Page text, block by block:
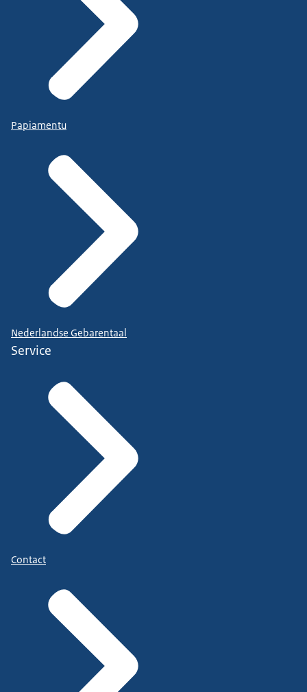
Papiamentu
Nederlandse Gebarentaal
Service
Contact